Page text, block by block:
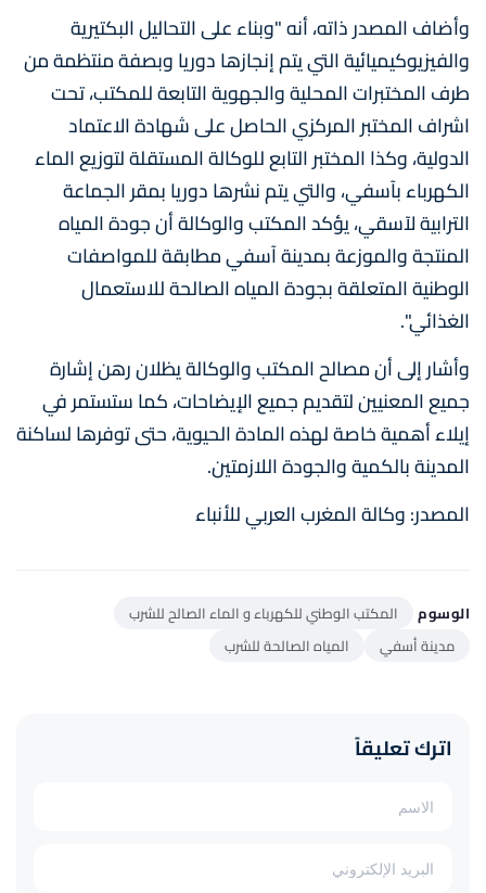
وأضاف المصدر ذاته، أنه "وبناء على التحاليل البكتيرية
والفيزيوكيميائية التي يتم إنجازها دوريا وبصفة منتظمة من
طرف المختبرات المحلية والجهوية التابعة للمكتب، تحت
اشراف المختبر المركزي الحاصل على شهادة الاعتماد
الدولية، وكذا المختبر التابع للوكالة المستقلة لتوزيع الماء
الكهرباء بآسفي، والتي يتم نشرها دوريا بمقر الجماعة
الترابية لآسقي، يؤكد المكتب والوكالة أن جودة المياه
المنتجة والموزعة بمدينة آسفي مطابقة للمواصفات
الوطنية المتعلقة بجودة المياه الصالحة للاستعمال
الغذائي".
وأشار إلى أن مصالح المكتب والوكالة يظلان رهن إشارة
جميع المعنيين لتقديم جميع الإيضاحات، كما ستستمر في
إيلاء أهمية خاصة لهذه المادة الحيوية، حتى توفرها لساكنة
المدينة بالكمية والجودة اللازمتين.
المصدر: وكالة المغرب العربي للأنباء
الوسوم
المكتب الوطني للكهرباء و الماء الصالح للشرب
مدينة أسفي
المياه الصالحة للشرب
اترك تعليقاً